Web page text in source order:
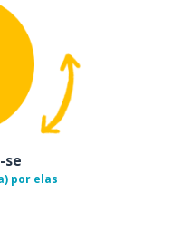
se
por elas